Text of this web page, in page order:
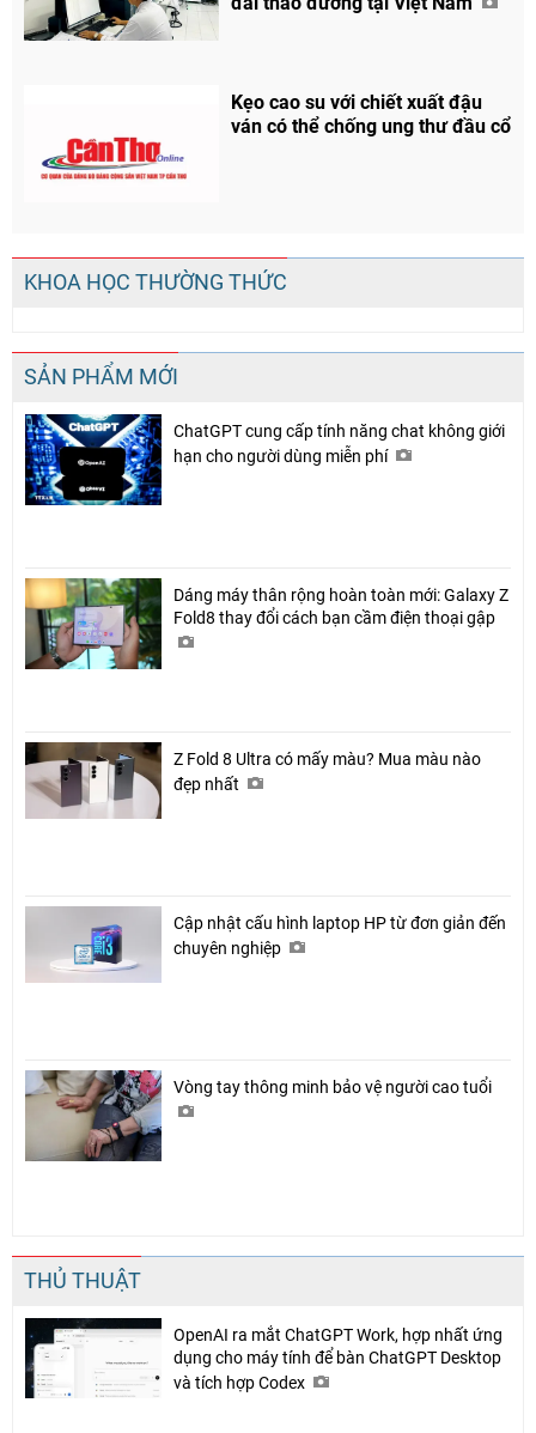
Kẹo cao su với chiết xuất đậu
ván có thể chống ung thư đầu cổ
KHOA HỌC THƯỜNG THỨC
SẢN PHẨM MỚI
ChatGPT cung cấp tính năng chat không giới
hạn cho người dùng miễn phí
Dáng máy thân rộng hoàn toàn mới: Galaxy Z
Fold8 thay đổi cách bạn cầm điện thoại gập
Z Fold 8 Ultra có mấy màu? Mua màu nào
đẹp nhất
Cập nhật cấu hình laptop HP từ đơn giản đến
chuyên nghiệp
Vòng tay thông minh bảo vệ người cao tuổi
THỦ THUẬT
OpenAI ra mắt ChatGPT Work, hợp nhất ứng
dụng cho máy tính để bàn ChatGPT Desktop
và tích hợp Codex